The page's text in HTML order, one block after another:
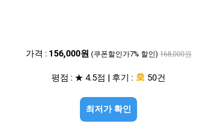
가격 : 156,000원 (쿠폰할인가7% 할인) 168,000원
평점 : ★ 4.5점 | 후기 : 50건
최저가 확인